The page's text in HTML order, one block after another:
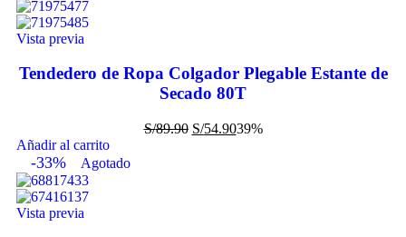
Vista previa
Tendedero de Ropa Colgador Plegable Estante de
Secado 80T
S/89.90 S/54.9039%
Añadir al carrito
-33% Agotado
Vista previa